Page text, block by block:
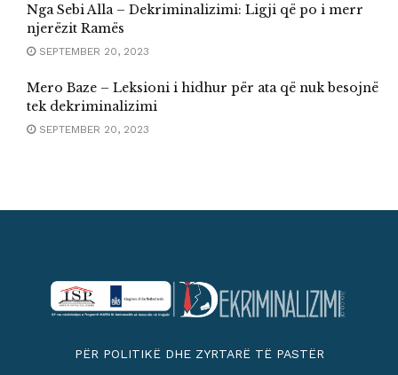
Nga Sebi Alla – Dekriminalizimi: Ligji që po i merr
njerëzit Ramës
SEPTEMBER 20, 2023
Mero Baze – Leksioni i hidhur për ata që nuk besojnë
tek dekriminalizimi
SEPTEMBER 20, 2023
PËR POLITIKË DHE ZYRTARË TË PASTËR